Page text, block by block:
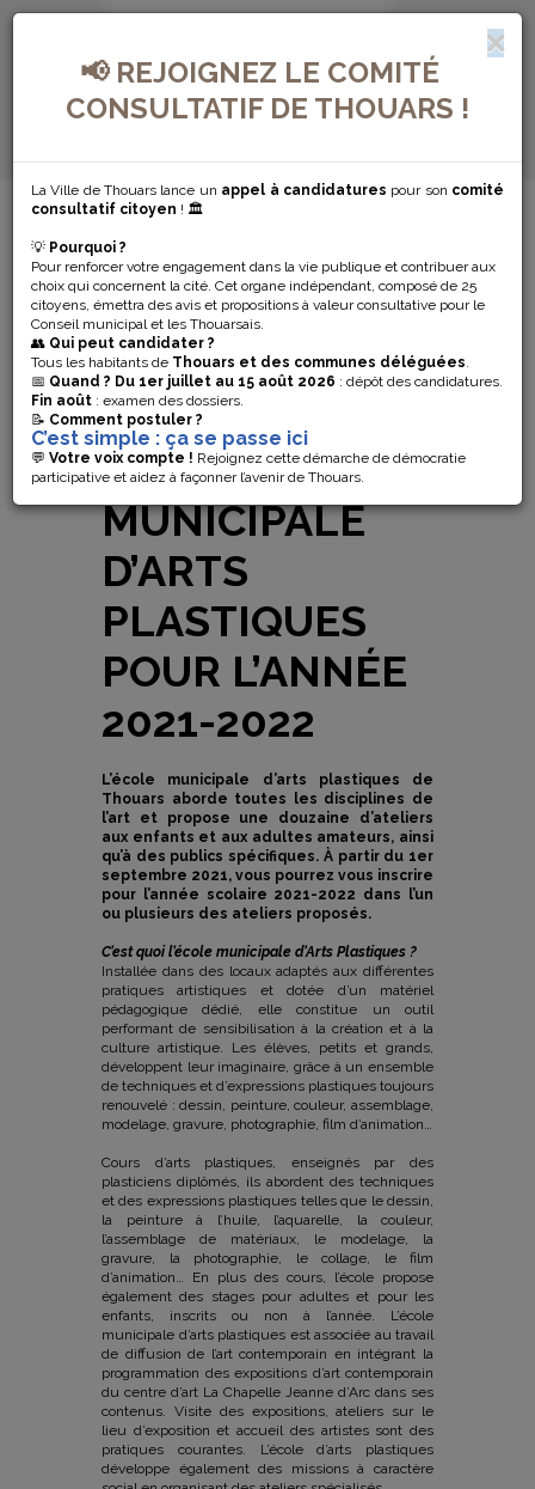
📢 REJOIGNEZ LE COMITÉ
CONSULTATIF DE THOUARS !
La Ville de Thouars lance un appel à candidatures pour son comité
consultatif citoyen ! 🏛️
💡 Pourquoi ?
Pour renforcer votre engagement dans la vie publique et contribuer aux
choix qui concernent la cité. Cet organe indépendant, composé de 25
citoyens, émettra des avis et propositions à valeur consultative pour le
Conseil municipal et les Thouarsais.
👥 Qui peut candidater ?
Tous les habitants de Thouars et des communes déléguées.
📅 Quand ? Du 1er juillet au 15 août 2026 : dépôt des candidatures.
Fin août : examen des dossiers.
📝 Comment postuler ?
C’est simple : ça se passe ici
💬 Votre voix compte ! Rejoignez cette démarche de démocratie
participative et aidez à façonner l’avenir de Thouars.
MENU DE NAVIGATION...
DÈS LE 1ER
SEPTEMBRE,
INSCRIVEZ-
VOUS À
L’ÉCOLE
MUNICIPALE
D’ARTS
PLASTIQUES
POUR L’ANNÉE
2021-2022
L’école municipale d’arts plastiques de
Thouars aborde toutes les disciplines de
l’art et propose une douzaine d’ateliers
aux enfants et aux adultes amateurs, ainsi
qu’à des publics spécifiques. À partir du 1er
septembre 2021, vous pourrez vous inscrire
pour l’année scolaire 2021-2022 dans l’un
ou plusieurs des ateliers proposés.
C’est quoi l’école municipale d’Arts Plastiques ?
Installée dans des locaux adaptés aux différentes
pratiques artistiques et dotée d’un matériel
pédagogique dédié, elle constitue un outil
performant de sensibilisation à la création et à la
culture artistique. Les élèves, petits et grands,
développent leur imaginaire, grâce à un ensemble
de techniques et d’expressions plastiques toujours
renouvelé : dessin, peinture, couleur, assemblage,
modelage, gravure, photographie, film d’animation…
Cours d’arts plastiques, enseignés par des
plasticiens diplômés, ils abordent des techniques
et des expressions plastiques telles que le dessin,
la peinture à l’huile, l’aquarelle, la couleur,
l’assemblage de matériaux, le modelage, la
gravure, la photographie, le collage, le film
d’animation… En plus des cours, l’école propose
également des stages pour adultes et pour les
enfants, inscrits ou non à l’année. L’école
municipale d’arts plastiques est associée au travail
de diffusion de l’art contemporain en intégrant la
programmation des expositions d’art contemporain
du centre d’art La Chapelle Jeanne d’Arc dans ses
contenus. Visite des expositions, ateliers sur le
lieu d’exposition et accueil des artistes sont des
pratiques courantes. L’école d’arts plastiques
développe également des missions à caractère